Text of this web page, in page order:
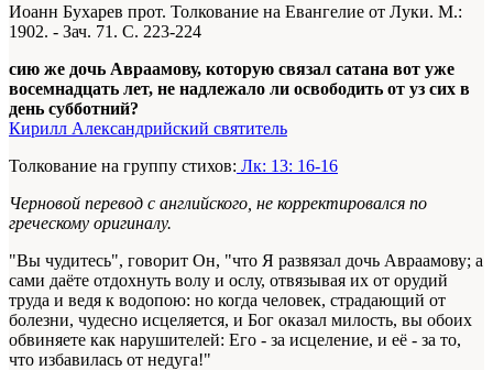
Иоанн Бухарев прот. Толкование на Евангелие от Луки. М.:
1902. - Зач. 71. С. 223-224
сию же дочь Авраамову, которую связал сатана вот уже
восемнадцать лет, не надлежало ли освободить от уз сих в
день субботний?
Кирилл Александрийский святитель
Толкование на группу стихов: Лк: 13: 16-16
Черновой перевод с английского, не корректировался по
греческому оригиналу.
"Вы чудитесь", говорит Он, "что Я развязал дочь Авраамову; а
сами даёте отдохнуть волу и ослу, отвязывая их от орудий
труда и ведя к водопою: но когда человек, страдающий от
болезни, чудесно исцеляется, и Бог оказал милость, вы обоих
обвиняете как нарушителей: Его - за исцеление, и её - за то,
что избавилась от недуга!"